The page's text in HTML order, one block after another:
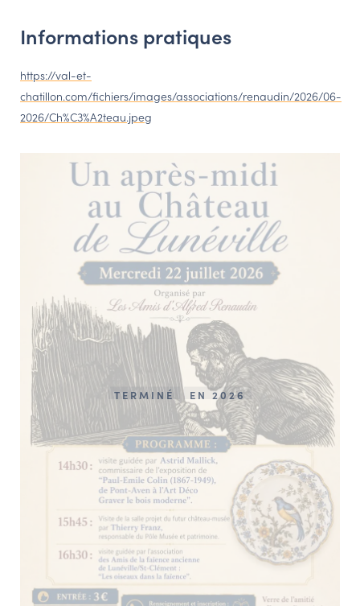
VOUS ÊTES…
Amateurs d’histoire et de patrimoine
Responsables de structures
Étudiants & chercheurs
Informations pratiques
https://val-et-
chatillon.com/fichiers/images/associations/renaudin/2026/06-
2026/Ch%C3%A2teau.jpeg
TERMINÉ EN 2026